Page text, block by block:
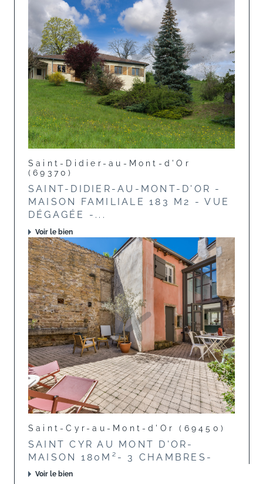
Saint-Didier-au-Mont-d'Or
(69370)
SAINT-DIDIER-AU-MONT-D'OR -
MAISON FAMILIALE 183 M2 - VUE
DÉGAGÉE -...
Voir le bien
Saint-Cyr-au-Mont-d'Or (69450)
SAINT CYR AU MONT D'OR-
MAISON 180M²- 3 CHAMBRES-
Voir le bien